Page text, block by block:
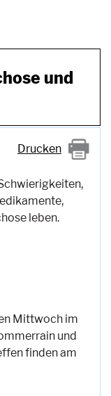
und
Drucken
leben.
Mittwoch im
und
finden am